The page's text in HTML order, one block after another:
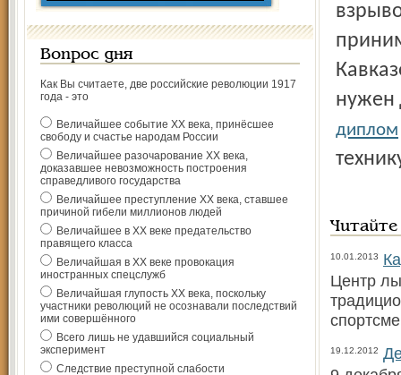
Вопрос дня
Как Вы считаете, две российские революции 1917
года - это
Величайшее событие ХХ века, принёсшее
свободу и счастье народам России
Величайшее разочарование ХХ века,
доказавшее невозможность построения
справедливого государства
Величайшее преступление ХХ века, ставшее
причиной гибели миллионов людей
Величайшее в ХХ веке предательство
правящего класса
Величайшая в ХХ веке провокация
иностранных спецслужб
Величайшая глупость ХХ века, поскольку
участники революций не осознавали последствий
ими совершённого
Всего лишь не удавшийся социальный
эксперимент
Следствие преступной слабости
нужен
диплом
10.01.2013
Центр
19.12.2012